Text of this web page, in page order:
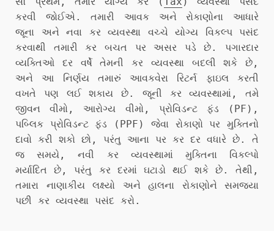
કરવી જોઈએ. તમારી આવક અને રોકાણોના આધારે
જૂના અને નવા કર વ્યવસ્થા વચ્ચે યોગ્ય વિકલ્પ પસંદ
કરવાથી તમારી કર બચત પર અસર પડે છે. પગારદાર
વ્યક્તિઓ દર વર્ષે તેમની કર વ્યવસ્થા બદલી શકે છે,
અને આ નિર્ણય તમારું આવકવેરા રિટર્ન ફાઇલ કરતી
વખતે પણ લઈ શકાય છે. જૂની કર વ્યવસ્થામાં, તમે
જીવન વીમો, આરોગ્ય વીમો, પ્રોવિડન્ટ ફંડ (PF),
પબ્લિક પ્રોવિડન્ટ ફંડ (PPF) જેવા રોકાણો પર મુક્તિનો
દાવો કરી શકો છો, પરંતુ આના પર કર દર વધારે છે. તે
જ સમયે, નવી કર વ્યવસ્થામાં મુક્તિના વિકલ્પો
મર્યાદિત છે, પરંતુ કર દરમાં ઘટાડો થઈ શકે છે. તેથી,
તમારા નાણાકીય લક્ષ્યો અને હાલના રોકાણોને સમજ્યા
પછી કર વ્યવસ્થા પસંદ કરો.